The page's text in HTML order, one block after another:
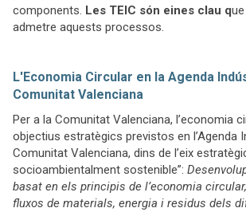
components. Les TEIC són eines clau q
admetre aquests processos.
L'Economia Circular en la Agenda
Comunitat Valenciana
Per a la Comunitat Valenciana, l’economia
objectius estratègics previstos en l’Agenda
Comunitat Valenciana, dins de l’eix
socioambientalment sostenible”:
basat en els principis de l’economia
fluxos de materials, energia i residus dels